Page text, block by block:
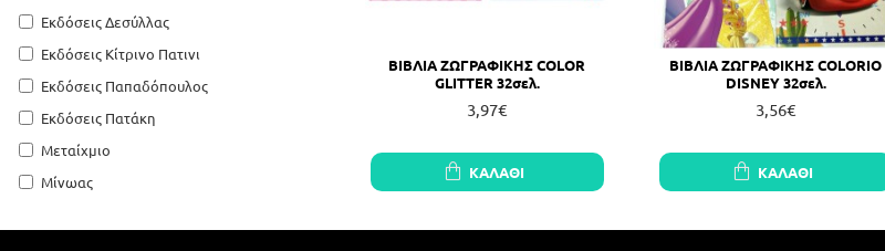
Εκδόσεις Δεσύλλας
Εκδόσεις Κίτρινο Πατινι
Εκδόσεις Παπαδόπουλος
Εκδόσεις Πατάκη
Μεταίχμιο
Μίνωας
ΒΙΒΛΙΑ ΖΩΓΡΑΦΙΚΗΣ COLOR
GLITTER 32σελ.
3,97€
ΚΑΛΆΘΙ
ΒΙΒΛΙΑ ΖΩΓΡΑΦΙΚΗΣ COLORIO
DISNEY 32σελ.
3,56€
ΚΑΛΆΘΙ